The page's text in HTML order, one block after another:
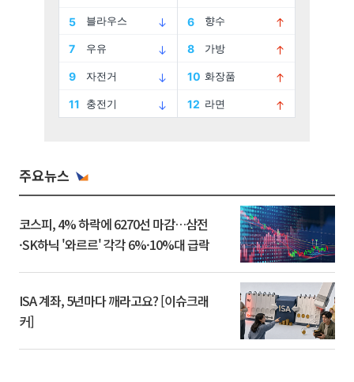
주요뉴스
코스피, 4% 하락에 6270선 마감…삼전
·SK하닉 '와르르' 각각 6%·10%대 급락
ISA 계좌, 5년마다 깨라고요? [이슈크래
커]